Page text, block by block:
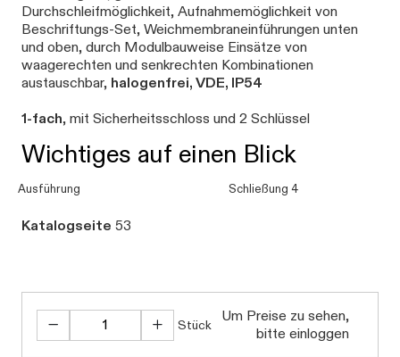
Durchschleifmöglichkeit, Aufnahmemöglichkeit von
Beschriftungs-Set, Weichmembraneinführungen unten
und oben, durch Modulbauweise Einsätze von
waagerechten und senkrechten Kombinationen
austauschbar, halogenfrei, VDE, IP54
1-fach, mit Sicherheitsschloss und 2 Schlüssel
Wichtiges auf einen Blick
Ausführung Schließung 4
Katalogseite 53
Stück
Um Preise zu sehen,
bitte einloggen